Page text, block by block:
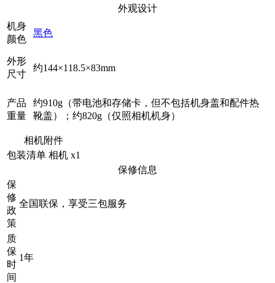
外观设计
机身
颜色
黑色
外形
尺寸
约144×118.5×83mm
产品
重量
约910g（带电池和存储卡，但不包括机身盖和配件热
靴盖）；约820g（仅照相机机身）
相机附件
包装清单 相机 x1
保修信息
保
修
政
策
全国联保，享受三包服务
质
保
时
间
1年